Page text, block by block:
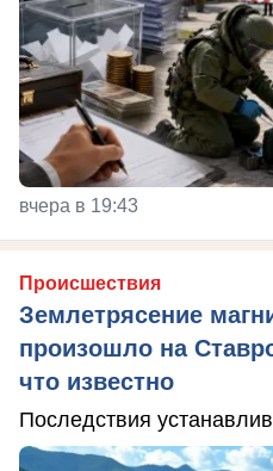
вчера в 19:43
Происшествия
Землетрясение
произошло на
что известно
Последствия